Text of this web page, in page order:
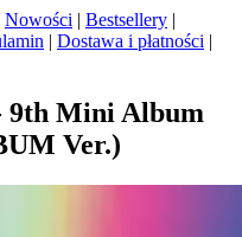
Nowości | Bestsellery |
| Dostawa i płatności |
9th Mini Album
Ver.)